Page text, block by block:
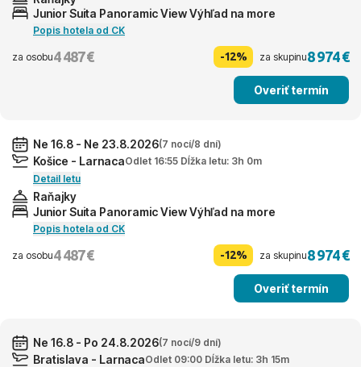
Junior Suita Panoramic View Výhľad na more
Popis hotela od CK
za osobu4 487 € -12% za skupinu8 974 €
Overiť termín
Ne 16.8 - Ne 23.8.2026(7 nocí/8 dní)
Košice - LarnacaOdlet 16:55 Dĺžka letu: 3h 0m
Detail letu
Raňajky
Junior Suita Panoramic View Výhľad na more
Popis hotela od CK
za osobu4 487 € -12% za skupinu8 974 €
Overiť termín
Ne 16.8 - Po 24.8.2026(7 nocí/9 dní)
Bratislava - LarnacaOdlet 09:00 Dĺžka letu: 3h 15m